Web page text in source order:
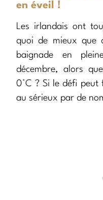
en éveil !
Les irlandais ont
quoi de mieux que
baignade en
décembre, alors
0°C ? Si le défi peut
au sérieux par de